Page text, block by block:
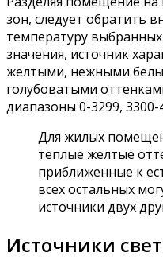
зон, следует обратить
температуру
значения, источник
желтыми, нежными
голубоватыми
диапазоны 0-3299, 3300-
Для жилых
теплые желтые
приближенные к
всех остальных
источники двух
Источники